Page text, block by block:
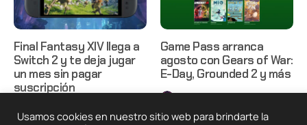
Final Fantasy XIV llega a
Switch 2 y te deja jugar
un mes sin pagar
suscripción
Hace 3 días
Game Pass arranca
agosto con Gears of War:
E-Day, Grounded 2 y más
Usamos cookies en nuestro sitio web para brindarte la